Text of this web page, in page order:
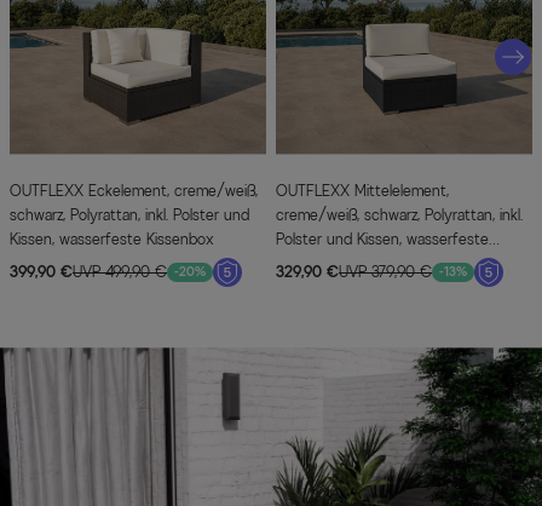
OUTFLEXX Eckelement, creme/weiß,
schwarz, Polyrattan, inkl. Polster und
Kissen, wasserfeste Kissenbox
399,90 €UVP 499,90 € -20%
OUTFLEXX Mittelelement,
creme/weiß, schwarz, Polyrattan, inkl.
Polster und Kissen, wasserfeste
Kissenbox
329,90 €UVP 379,90 € -13%